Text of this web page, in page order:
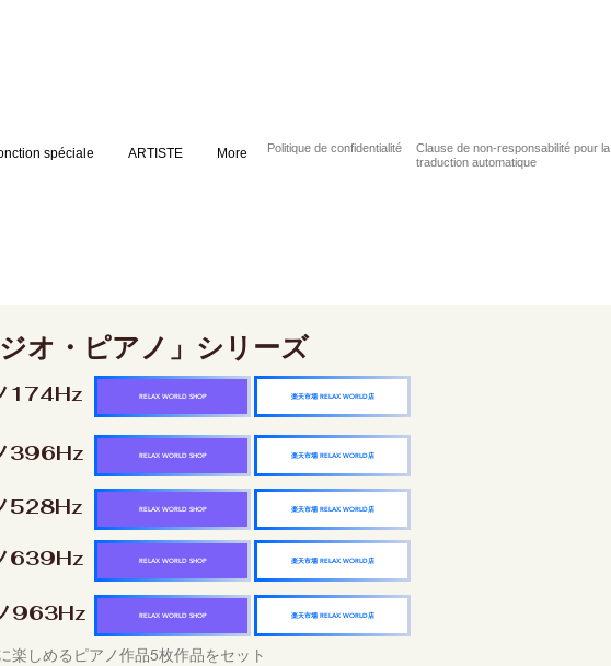
spéciale ARTISTE More Politique de confidentialité
Clause de non-responsabilité pour la
traduction automatique
オ・ピアノ」シリーズ
174Hz 楽天市場 RELAX WORLD店
RELAX WORLD SHOP
396Hz 楽天市場 RELAX WORLD店
RELAX WORLD SHOP
528Hz 楽天市場 RELAX WORLD店
RELAX WORLD SHOP
639Hz 楽天市場 RELAX WORLD店
RELAX WORLD SHOP
963Hz 楽天市場 RELAX WORLD店
RELAX WORLD SHOP
楽しめるピアノ作品5枚作品をセット